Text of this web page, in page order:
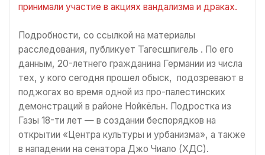
принимали участие в акциях вандализма и драках.
Подробности, со ссылкой на материалы
расследования, публикует Тагесшпигель . По его
данным, 20-летнего гражданина Германии из числа
тех, у кого сегодня прошел обыск, подозревают в
поджогах во время одной из про-палестинских
демонстраций в районе Нойкёльн. Подростка из
Газы 18-ти лет — в создании беспорядков на
открытии «Центра культуры и урбанизма», а также
в нападении на сенатора Джо Чиало (ХДС).